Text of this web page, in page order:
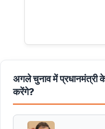
अगले चुनाव में
करेंगे?